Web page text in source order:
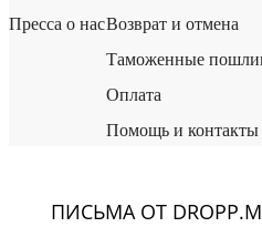
Пресса о насВозврат и отмена
Таможенные
Оплата
Помощь и контакты
ПИСЬМА ОТ